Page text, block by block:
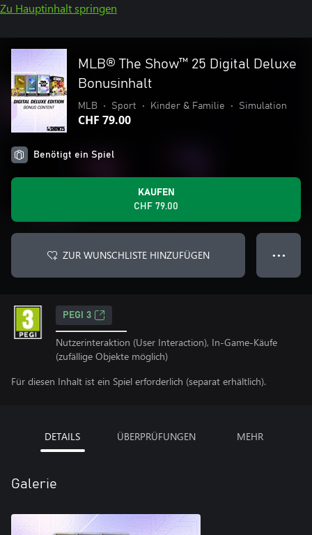
Zu Hauptinhalt springen
MLB® The Show™ 25 Digital Deluxe
Bonusinhalt
MLB • Sport • Kinder & Familie • Simulation
CHF 79.00
Benötigt ein Spiel
KAUFEN
CHF 79.00
ZUR WUNSCHLISTE HINZUFÜGEN ● ● ●
PEGI 3
Nutzerinteraktion (User Interaction), In-Game-Käufe
(zufällige Objekte möglich)
Für diesen Inhalt ist ein Spiel erforderlich (separat erhältlich).
DETAILS ÜBERPRÜFUNGEN MEHR
Galerie